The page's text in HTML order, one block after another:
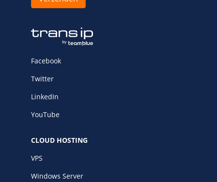
Facebook
Twitter
LinkedIn
YouTube
CLOUD HOSTING
VPS
Windows Server